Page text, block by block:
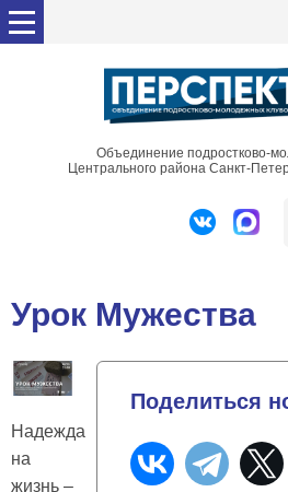
Объединение подростково-
Центрального района Санкт-
Урок Мужества
Надежда
на
жизнь –
Поделиться